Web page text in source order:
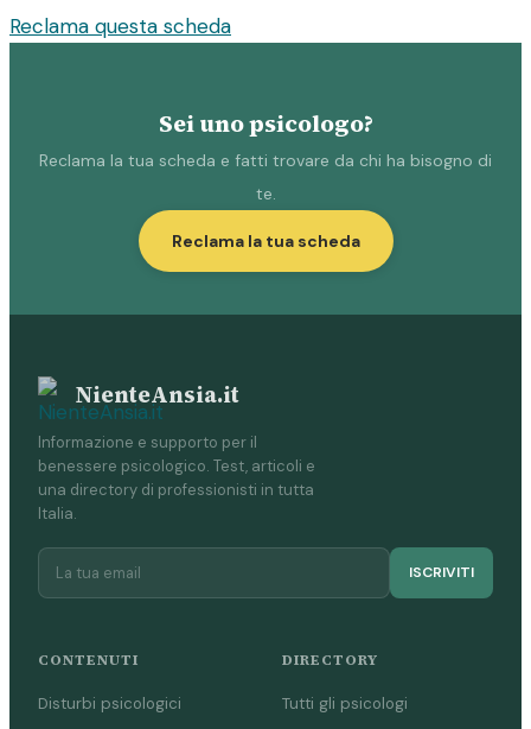
Reclama questa scheda
Sei uno psicologo?
Reclama la tua scheda e fatti trovare da chi ha bisogno di
te.
Reclama la tua scheda
NienteAnsia.it
Informazione e supporto per il
benessere psicologico. Test, articoli e
una directory di professionisti in tutta
Italia.
ISCRIVITI
CONTENUTI
Disturbi psicologici
DIRECTORY
Tutti gli psicologi